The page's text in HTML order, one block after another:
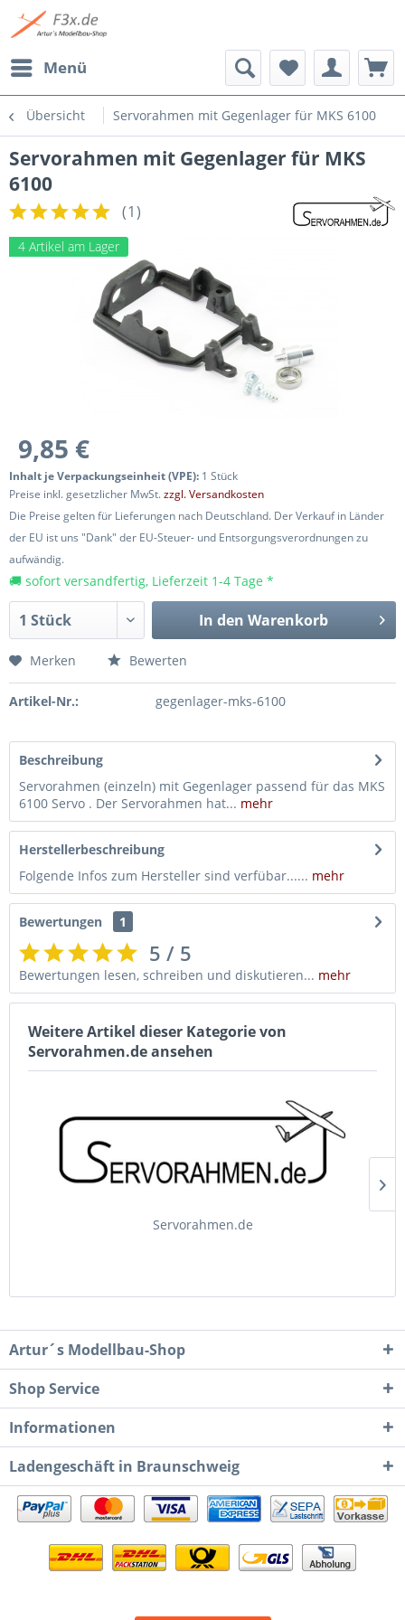
Menü
Übersicht Servorahmen mit Gegenlager für MKS 6100
Servorahmen mit Gegenlager für MKS
6100
(1)
4 Artikel am Lager
9,85 €
Inhalt je Verpackungseinheit (VPE): 1 Stück
Preise inkl. gesetzlicher MwSt.zzgl. Versandkosten
Die Preise gelten für Lieferungen nach Deutschland. Der Verkauf in Länder
der EU ist uns "Dank" der EU-Steuer- und Entsorgungsverordnungen zu
aufwändig.
🚚 sofort versandfertig, Lieferzeit 1-4 Tage *
In den Warenkorb
Merken Bewerten
Artikel-Nr.: gegenlager-mks-6100
Beschreibung
Servorahmen (einzeln) mit Gegenlager passend für das MKS
6100 Servo . Der Servorahmen hat... mehr
Herstellerbeschreibung
Folgende Infos zum Hersteller sind verfübar...... mehr
Bewertungen 1
5 / 5
Bewertungen lesen, schreiben und diskutieren... mehr
Weitere Artikel dieser Kategorie von
Servorahmen.de ansehen
Servorahmen.de
Artur´s Modellbau-Shop
Shop Service
Informationen
Ladengeschäft in Braunschweig